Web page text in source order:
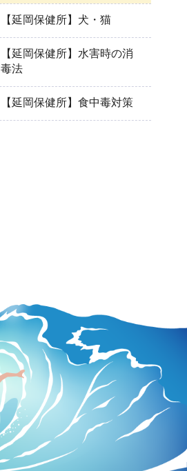
【延岡保健所】犬・猫
【延岡保健所】水害時の消
毒法
【延岡保健所】食中毒対策